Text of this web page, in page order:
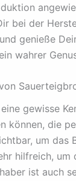
bei der
genieße
wahrer
gewisse
können, die
um das
hilfreich,
ist auch